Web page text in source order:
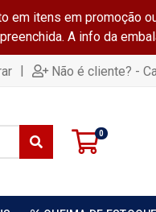
em itens em promoção
A info da
| Não é cliente? -
0